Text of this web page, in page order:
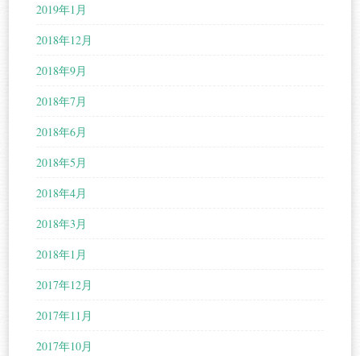
2019年1月
2018年12月
2018年9月
2018年7月
2018年6月
2018年5月
2018年4月
2018年3月
2018年1月
2017年12月
2017年11月
2017年10月